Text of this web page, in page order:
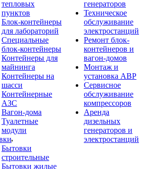
тепловых
пунктов
Блок-контейнеры
для лабораторий
Специальные
блок-контейнеры
Контейнеры для
майнинга
Контейнеры на
шасси
Контейнерные
АЗС
Вагон-дома
Туалетные
модули
Бытовки
строительные
Бытовки жилые
генераторов
Техническое
обслуживание
электростанций
Ремонт блок-
контейнеров и
вагон-домов
Монтаж и
установка АВР
Сервисное
обслуживание
компрессоров
Аренда
дизельных
генераторов и
электростанций